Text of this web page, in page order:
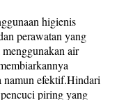
higienis
perawatan yang
air
namun efektif.Hindari
piring yang